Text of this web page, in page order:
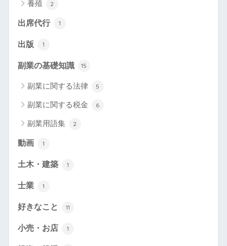
養殖 2
出席代行 1
出版 1
副業の基礎知識 15
副業に関する法律 5
副業に関する税金 6
副業用語集 2
動画 1
土木・建築 1
士業 1
好きなこと 11
小売・お店 1